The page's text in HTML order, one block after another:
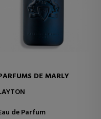
DE MARLY
de Parfum